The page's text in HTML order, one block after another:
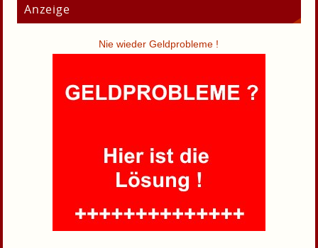
Anzeige
Nie wieder Geldprobleme !